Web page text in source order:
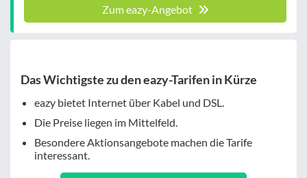
Zum eazy-Angebot
Das Wichtigste zu den eazy-Tarifen in Kürze
eazy bietet Internet über Kabel und DSL.
Die Preise liegen im Mittelfeld.
Besondere Aktionsangebote machen die Tarife
interessant.